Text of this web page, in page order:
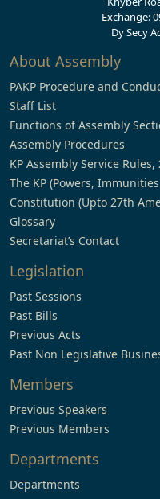
Exchange:
Dy Secy
About Assembly
PAKP Procedure and
Staff List
Functions of Assembly
Assembly Procedures
KP Assembly Service Rules,
The KP (Powers,
Constitution (Upto 27th
Glossary
Secretariat’s Contact
Legislation
Past Sessions
Past Bills
Previous Acts
Past Non Legislative
Members
Previous Speakers
Previous Members
Departments
Departments